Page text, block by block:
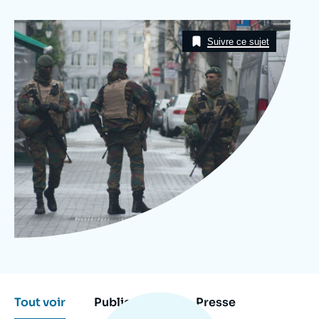
Nous soutenir
Image
Taxonomie
Suivre ce sujet
Tout voir Publications Presse